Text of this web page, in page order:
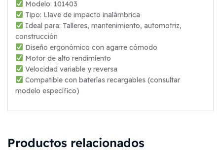
Modelo: 101403
Tipo: Llave de impacto inalámbrica
Ideal para: Talleres, mantenimiento, automotriz,
construcción
Diseño ergonómico con agarre cómodo
Motor de alto rendimiento
Velocidad variable y reversa
Compatible con baterías recargables (consultar
modelo específico)
Productos relacionados